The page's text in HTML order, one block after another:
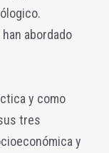
abordado
y como
tres
y